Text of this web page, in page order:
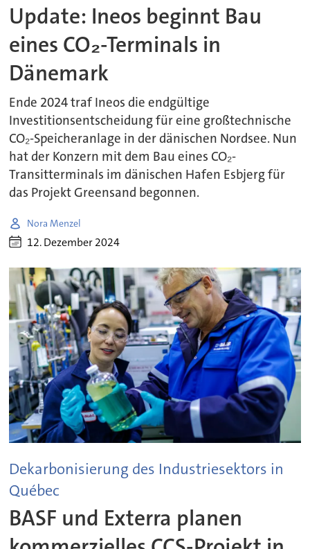
Update: Ineos beginnt Bau
eines CO₂-Terminals in
Dänemark
Ende 2024 traf Ineos die endgültige
Investitionsentscheidung für eine großtechnische
CO₂-Speicheranlage in der dänischen Nordsee. Nun
hat der Konzern mit dem Bau eines CO₂-
Transitterminals im dänischen Hafen Esbjerg für
das Projekt Greensand begonnen.
Nora Menzel
12. Dezember 2024
Dekarbonisierung des Industriesektors in
Québec
BASF und Exterra planen